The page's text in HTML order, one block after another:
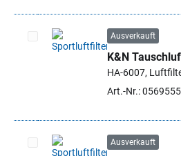
Artikel auswählen
Ausverkauft
K&N
HA-6007,
Art.-Nr.:
Ausverkauft